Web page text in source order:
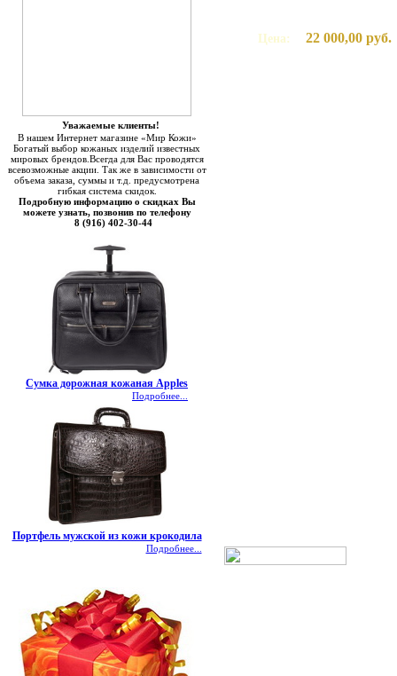
Уважаемые клиенты!
В нашем Интернет магазине «Мир Кожи»
Богатый выбор кожаных изделий известных
мировых брендов.Всегда для Вас проводятся
всевозможные акции. Так же в зависимости от
объема заказа, суммы и т.д. предусмотрена
гибкая система скидок.
Подробную информацию о скидках Вы
можете узнать, позвонив по телефону
8 (916) 402-30-44
Сумка дорожная кожаная Apples
Подробнее...
Портфель мужской из кожи крокодила
Подробнее...
Цена: 22 000,00 руб.